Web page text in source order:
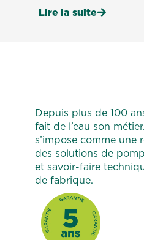
manipulations qui
Lire la suite
Depuis plus de 100
fait de l’eau son
s’impose comme une
des solutions de
et savoir-faire
de fabrique.